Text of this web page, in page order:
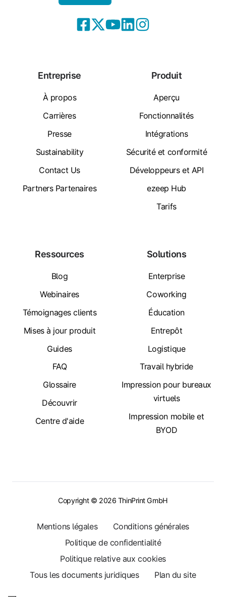
Entreprise
À propos
Carrières
Presse
Sustainability
Contact Us
Partners Partenaires
Produit
Aperçu
Fonctionnalités
Intégrations
Sécurité et conformité
Développeurs et API
ezeep Hub
Tarifs
Ressources
Blog
Webinaires
Témoignages clients
Mises à jour produit
Guides
FAQ
Glossaire
Découvrir
Centre d'aide
Solutions
Enterprise
Coworking
Éducation
Entrepôt
Logistique
Travail hybride
Impression pour bureaux
virtuels
Impression mobile et
BYOD
Copyright © 2026 ThinPrint GmbH
Mentions légales
Conditions générales
Politique de confidentialité
Politique relative aux cookies
Tous les documents juridiques
Plan du site